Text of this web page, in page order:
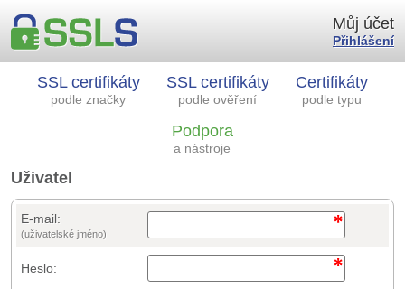
SSL certifikáty
podle značky
SSL certifikáty
podle ověření
Certifikáty
podle typu
Podpora
a nástroje
Můj účet
Přihlášení
Uživatel
E-mail:
(uživatelské jméno)
Heslo: